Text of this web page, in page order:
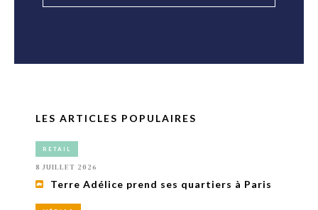
LES ARTICLES POPULAIRES
RETAIL
8 JUILLET 2026
Terre Adélice prend ses quartiers à Paris